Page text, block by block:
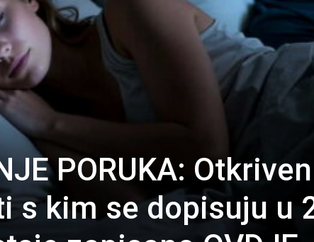
PORUKA: Otkriven
s kim se dopisuju u